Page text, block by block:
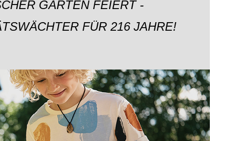
GARTEN FEIERT -
FÜR 216 JAHRE!